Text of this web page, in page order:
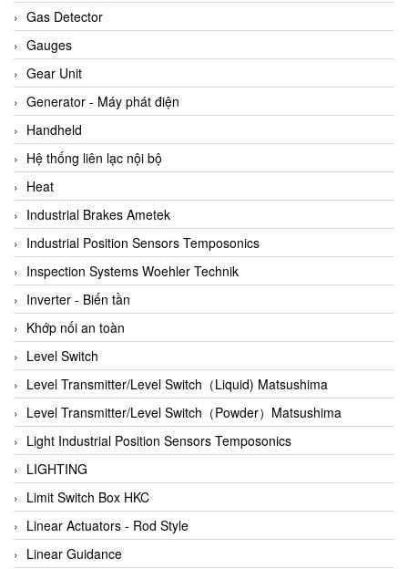
ARCA Regler
Arcos Hydraulik
Ardetem-Sfere-Vietnam
Argal
AS ENERGI
ASCO CO2
Asker
AT2E
ATC Pneumatic
ATEX System
ATI - IA
ATI (Analytical Technology Inc)
Atos
Atrax
Auma
Autec
Auto Flow
Automatic valve
Aventics
Avproglobal
Gas Detector
Gauges
Gear Unit
Generator - Máy phát điện
Handheld
Hệ thống liên lạc nội bộ
Heat
Industrial Brakes Ametek
Industrial Position Sensors Temposonics
Inspection Systems Woehler Technik
Inverter - Biến tần
Khớp nối an toàn
Level Switch
Level Transmitter/Level Switch（Liquid) Matsushima
Level Transmitter/Level Switch（Powder）Matsushima
Light Industrial Position Sensors Temposonics
LIGHTING
Limit Switch Box HKC
Linear Actuators - Rod Style
Linear Guidance